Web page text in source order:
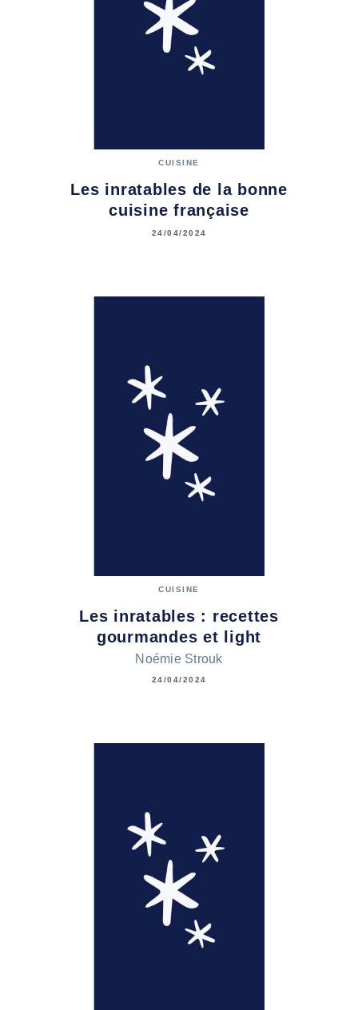
CUISINE
Les inratables de la bonne
cuisine française
24/04/2024
CUISINE
Les inratables : recettes
gourmandes et light
Noémie Strouk
24/04/2024